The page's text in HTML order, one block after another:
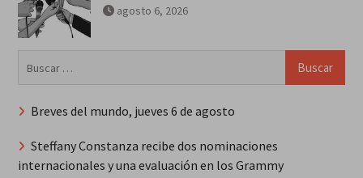
agosto 6, 2026
Breves del mundo, jueves 6 de agosto
Steffany Constanza recibe dos nominaciones
internacionales y una evaluación en los Grammy